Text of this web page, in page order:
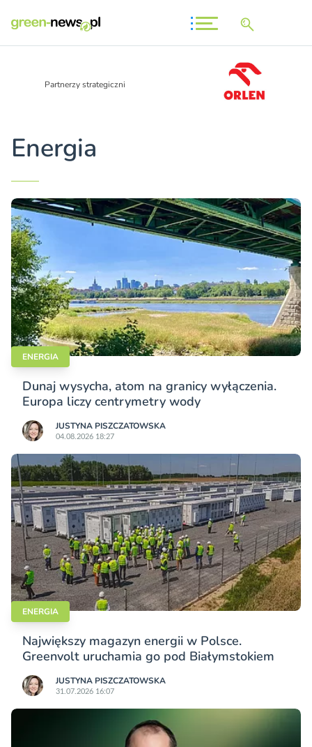
Partnerzy strategiczni
Energia
ENERGIA
Dunaj wysycha, atom na granicy wyłączenia.
Europa liczy centrymetry wody
JUSTYNA PISZCZATOWSKA
04.08.2026 18:27
ENERGIA
Największy magazyn energii w Polsce.
Greenvolt uruchamia go pod Białymstokiem
JUSTYNA PISZCZATOWSKA
31.07.2026 16:07